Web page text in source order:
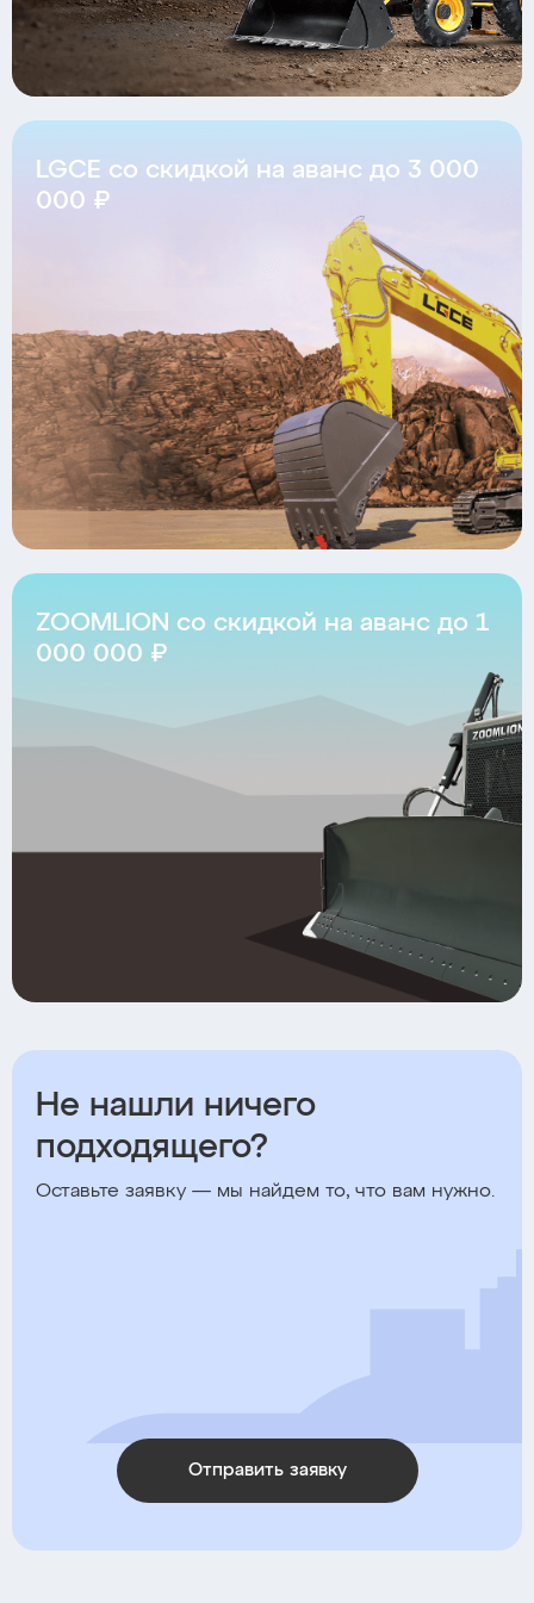
LGCE со скидкой на аванс до 3 000
000 ₽
ZOOMLION со скидкой на аванс до 1
000 000 ₽
Не нашли ничего
подходящего?
Оставьте заявку — мы найдем то, что вам нужно.
Отправить заявку